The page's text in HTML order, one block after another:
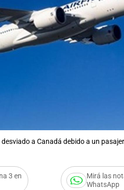
a Canadá debido a un
3 en
Mirá las
WhatsApp